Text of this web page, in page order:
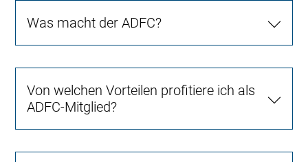
Was macht der ADFC?
Von welchen Vorteilen profitiere ich als
ADFC-Mitglied?